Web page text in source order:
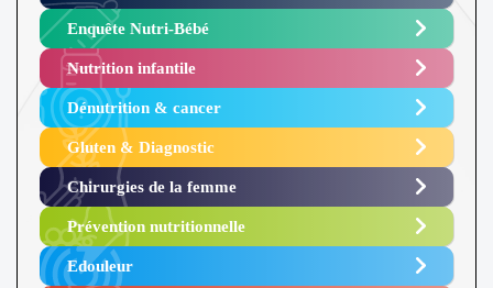
Enquête Nutri-Bébé ​
Nutrition infantile
Dénutrition & cancer
Gluten & Diagnostic
Chirurgies de la femme
Prévention nutritionnelle
Edouleur​